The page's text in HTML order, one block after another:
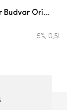
Budvar Ori...
5%, 0,5l